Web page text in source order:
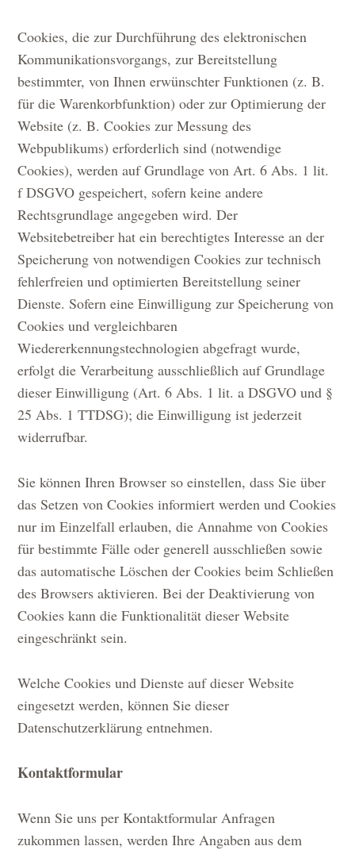
Cookies, die zur Durchführung des elektronischen
Kommunikationsvorgangs, zur Bereitstellung
bestimmter, von Ihnen erwünschter Funktionen (z. B.
für die Warenkorbfunktion) oder zur Optimierung der
Website (z. B. Cookies zur Messung des
Webpublikums) erforderlich sind (notwendige
Cookies), werden auf Grundlage von Art. 6 Abs. 1 lit.
f DSGVO gespeichert, sofern keine andere
Rechtsgrundlage angegeben wird. Der
Websitebetreiber hat ein berechtigtes Interesse an der
Speicherung von notwendigen Cookies zur technisch
fehlerfreien und optimierten Bereitstellung seiner
Dienste. Sofern eine Einwilligung zur Speicherung von
Cookies und vergleichbaren
Wiedererkennungstechnologien abgefragt wurde,
erfolgt die Verarbeitung ausschließlich auf Grundlage
dieser Einwilligung (Art. 6 Abs. 1 lit. a DSGVO und §
25 Abs. 1 TTDSG); die Einwilligung ist jederzeit
widerrufbar.
Sie können Ihren Browser so einstellen, dass Sie über
das Setzen von Cookies informiert werden und Cookies
nur im Einzelfall erlauben, die Annahme von Cookies
für bestimmte Fälle oder generell ausschließen sowie
das automatische Löschen der Cookies beim Schließen
des Browsers aktivieren. Bei der Deaktivierung von
Cookies kann die Funktionalität dieser Website
eingeschränkt sein.
Welche Cookies und Dienste auf dieser Website
eingesetzt werden, können Sie dieser
Datenschutzerklärung entnehmen.
Kontaktformular
Wenn Sie uns per Kontaktformular Anfragen
zukommen lassen, werden Ihre Angaben aus dem